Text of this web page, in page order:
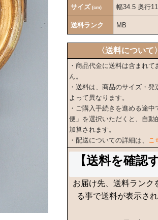
サイズ (cm) 幅34.5 奥行
送料ランク MB